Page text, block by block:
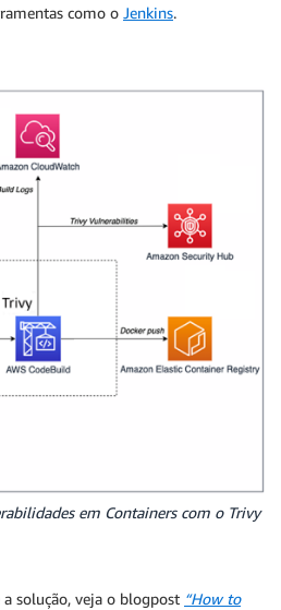
como o Jenkins.
em Containers com o Trivy
solução, veja o blogpost “How to